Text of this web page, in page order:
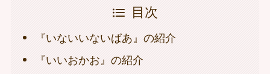
目次
『いないいないばあ』の紹介
『いいおかお』の紹介